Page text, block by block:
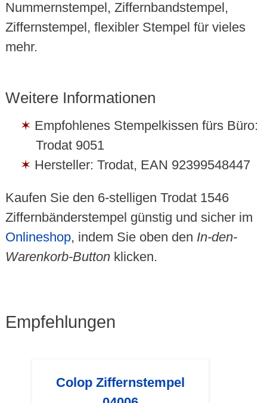
Nummernstempel, Ziffernbandstempel,
Ziffernstempel, flexibler Stempel für vieles
mehr.
Weitere Informationen
Empfohlenes Stempelkissen fürs Büro:
Trodat 9051
Hersteller: Trodat, EAN 92399548447
Kaufen Sie den 6-stelligen Trodat 1546
Ziffernbänderstempel günstig und sicher im
Onlineshop, indem Sie oben den In-den-
Warenkorb-Buttonklicken.
Empfehlungen
Colop Ziffernstempel